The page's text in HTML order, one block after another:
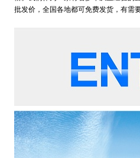
批发价，全国各地都可免费发货，有需